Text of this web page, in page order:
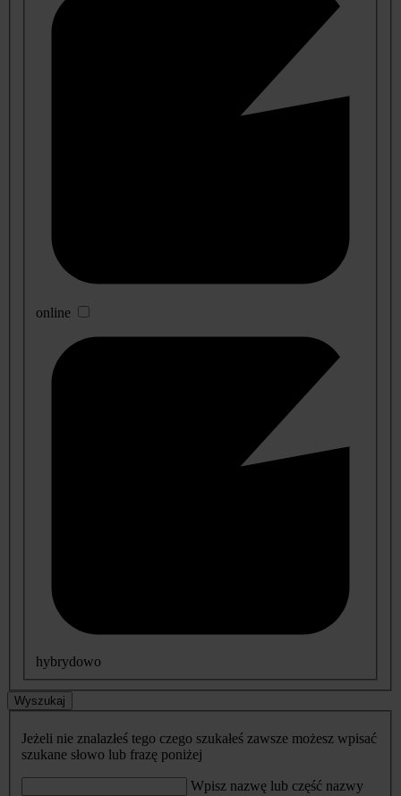
online
hybrydowo
Wyszukaj
Jeżeli nie znalazłeś tego czego szukałeś zawsze możesz wpisać
szukane słowo lub frazę poniżej
Wpisz nazwę lub część nazwy